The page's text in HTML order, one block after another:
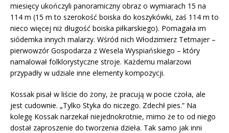
miesięcy ukończyli panoramiczny obraz o wymiarach 15 na
114 m (15 m to szerokość boiska do koszykówki, zaś 114 m to
nieco więcej niż długość boiska piłkarskiego). Pomagała im
siódemka innych malarzy. Wśród nich Włodzimierz Tetmajer –
pierwowzór Gospodarza z Wesela Wyspiańskiego – który
namalował folklorystyczne stroje. Każdemu malarzowi
przypadły w udziale inne elementy kompozycji.
Kossak pisał w liście do żony, że pracują w pocie czoła, ale
jest cudownie. „Tylko Styka do niczego. Zdechł pies.” Na
kolegę Kossak narzekał niejednokrotnie, mimo że to od niego
dostał zaproszenie do tworzenia dzieła. Tak samo jak inni